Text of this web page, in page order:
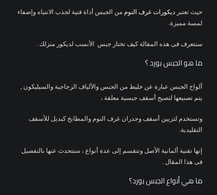
حيث تعتبر ديكورات غرف النوم من الجبس أداة فنية لجذب الانتباه وإضفاء
لمسة مميزة.
سنتعرف فى هذه المقالة كيف تختار جبس الأنسب لديكور منزلك .
ما هو الجبس بورد ؟
ألواح الجبس عبارة عن خليط من الجبس والألياف الزجاجية والسيليكون ,
يتم تصنيعها لتصبح أسقف جبسية معلقة ،
وتستخدم لتزيين أسقف وجدران غرف النوم والمطابخ كبديل للأسقف
التقليدية.
إنها تقنية ألمانية الأصل وتنقسم إلى عدة أنواع ، سنتحدث عنها بالتفصيل
فى هذا المقال .
ما هي أنواع الجبس بورد؟